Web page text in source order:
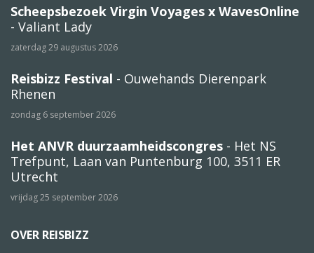
Scheepsbezoek Virgin Voyages x WavesOnline
- Valiant Lady
zaterdag 29 augustus 2026
Reisbizz Festival - Ouwehands Dierenpark
Rhenen
zondag 6 september 2026
Het ANVR duurzaamheidscongres - Het NS
Trefpunt, Laan van Puntenburg 100, 3511 ER
Utrecht
vrijdag 25 september 2026
OVER REISBIZZ